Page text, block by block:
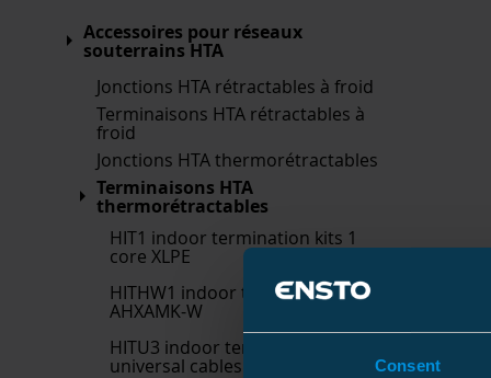
Consent
Accessoires pour réseaux
souterrains HTA
Jonctions HTA rétractables à froid
Terminaisons HTA rétractables à
froid
Jonctions HTA thermorétractables
Terminaisons HTA
thermorétractables
HIT1 indoor termination kits 1
core XLPE
HITHW1 indoor termination kits
AHXAMK-W
HITU3 indoor termination kits
universal cables